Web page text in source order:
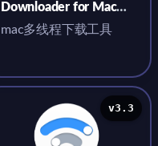
Downloader for Mac
v6.0 中文版
mac多线程下载工具
v3.3